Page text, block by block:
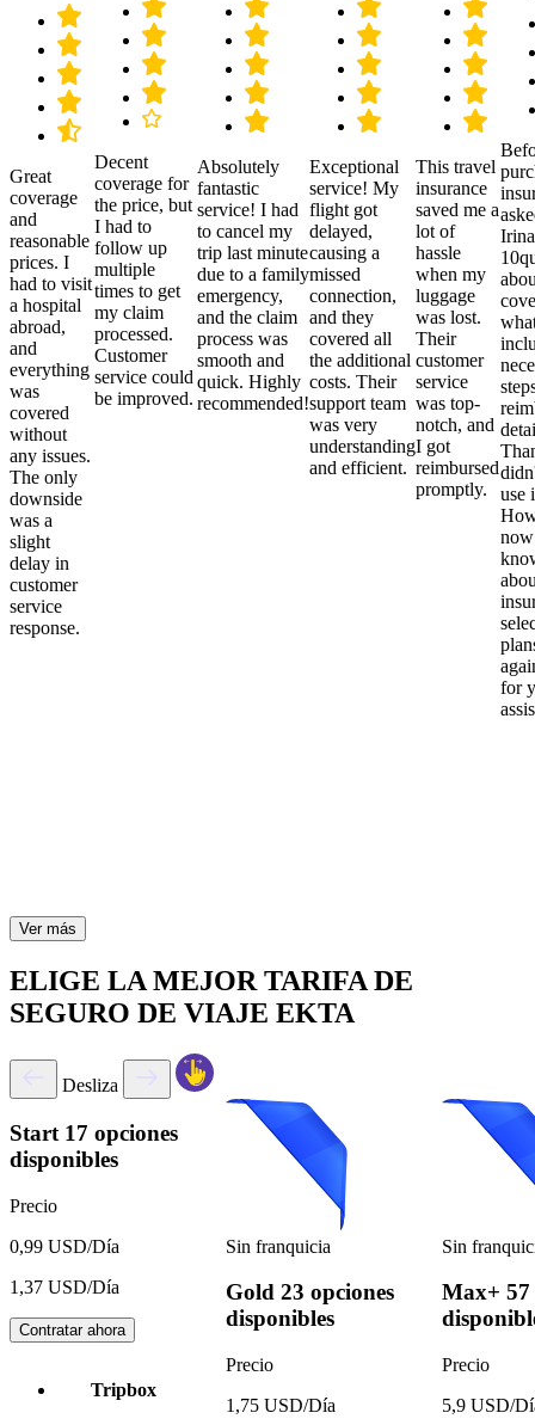
Great
coverage
and
reasonable
prices. I
had to visit
a hospital
abroad,
and
everything
was
covered
without
any issues.
The only
downside
was a
slight
delay in
customer
service
response.
Decent
coverage for
the price, but
I had to
follow up
multiple
times to get
my claim
processed.
Customer
service could
be improved.
Absolutely
fantastic
service! I had
to cancel my
trip last minute
due to a family
emergency,
and the claim
process was
smooth and
quick. Highly
recommended!
Exceptional
service! My
flight got
delayed,
causing a
missed
connection,
and they
covered all
the additional
costs. Their
support team
was very
understanding
and efficient.
This travel
insurance
saved me a
lot of
hassle
when my
luggage
was lost.
Their
customer
service
was top-
notch, and
I got
reimbursed
promptly.
use
for
Ver más
ELIGE LA MEJOR TARIFA DE
SEGURO DE VIAJE EKTA
Desliza
Start 17 opciones
disponibles
Precio
0,99 USD/Día
1,37 USD/Día
Contratar ahora
Tripbox
Sin franquicia
Gold 23 opciones
disponibles
Precio
1,75 USD/Día
Sin
Max+ 57
Precio
5,9 USD/